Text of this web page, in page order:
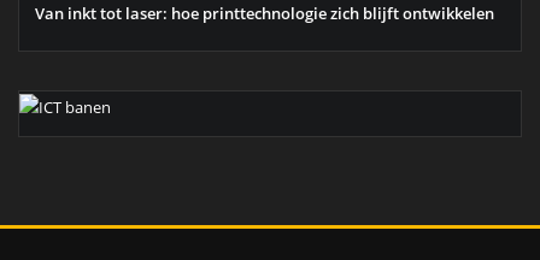
Van inkt tot laser: hoe printtechnologie zich blijft ontwikkelen